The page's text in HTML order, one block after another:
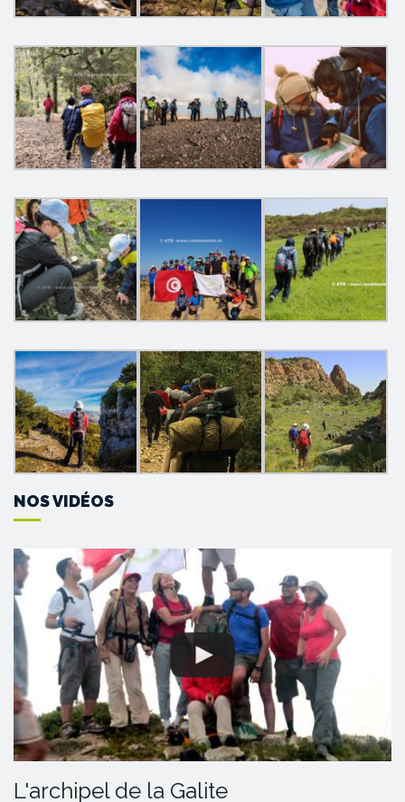
NOS VIDÉOS
L'archipel de la Galite